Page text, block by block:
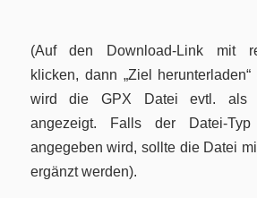
(Auf den Download-Link mit
klicken, dann „Ziel
wird die GPX Datei evtl. als
angezeigt. Falls der Datei-
angegeben wird, sollte die Datei
ergänzt werden).